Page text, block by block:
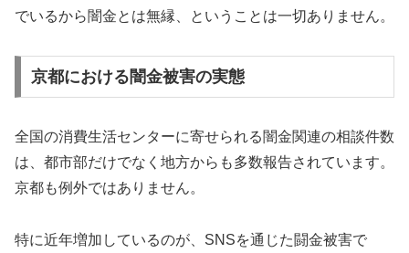
でいるから闇金とは無縁、ということは一切ありません。
京都における闇金被害の実態
全国の消費生活センターに寄せられる闇金関連の相談件数
は、都市部だけでなく地方からも多数報告されています。
京都も例外ではありません。
特に近年増加しているのが、SNSを通じた闘金被害で